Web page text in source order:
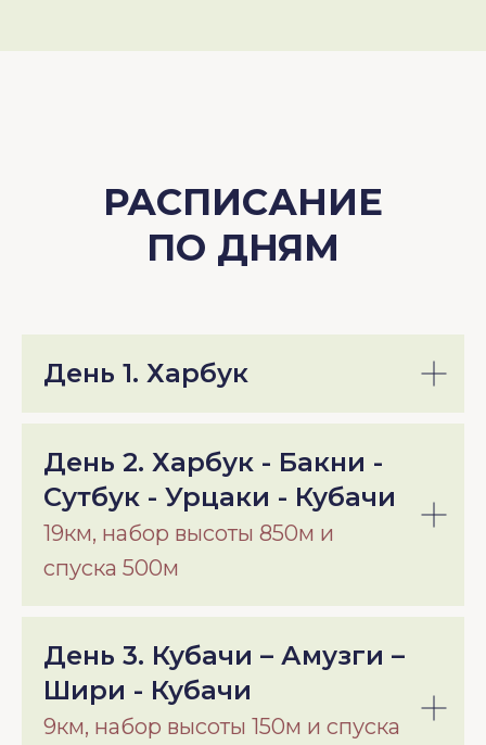
РАСПИСАНИЕ
ПО ДНЯМ
День 1. Харбук
День 2. Харбук - Бакни -
Сутбук - Урцаки - Кубачи
19км, набор высоты 850м и
спуска 500м
День 3. Кубачи – Амузги –
Шири - Кубачи
9км, набор высоты 150м и спуска